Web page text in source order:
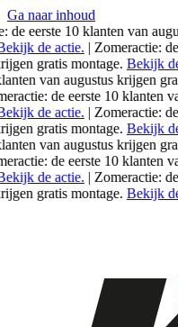
Ga naar inhoud
eerste 10 klanten van
de actie. | Zomeractie: de
gratis montage.Bekijk de
vanaugustuskrijgen
de eerste 10 klanten
de actie. | Zomeractie: de
gratis montage.Bekijk de
vanaugustuskrijgen
de eerste 10 klanten
de actie. | Zomeractie: de
gratis montage.Bekijk de